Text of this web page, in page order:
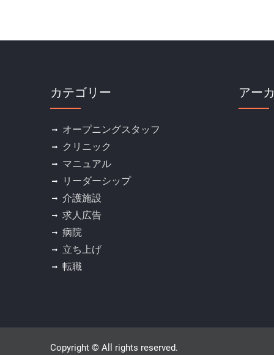
カテゴリー
オープニングスタッフ
クリニック
マニュアル
リーダーシップ
介護施設
求人広告
病院
立ち上げ
転職
アー
Copyright © All rights reserved.